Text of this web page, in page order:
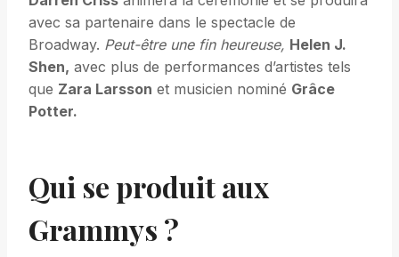
avec sa partenaire dans le spectacle de
Broadway. Peut-être une fin heureuse, Helen J.
Shen, avec plus de performances d’artistes tels
que Zara Larsson et musicien nominé Grâce
Potter.
Qui se produit aux
Grammys ?